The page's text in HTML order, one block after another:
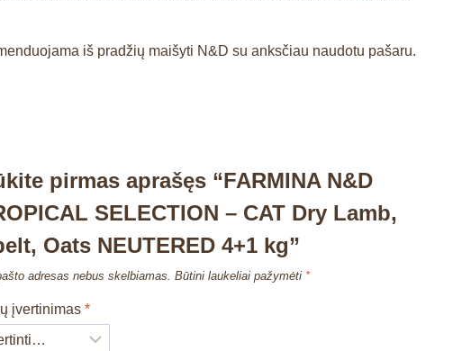
iš pradžių maišyti N&D su anksčiau naudotu pašaru.
pirmas aprašęs “FARMINA N&D
SELECTION – CAT Dry Lamb,
Oats NEUTERED 4+1 kg”
adresas nebus skelbiamas. Būtini laukeliai pažymėti *
įvertinimas*